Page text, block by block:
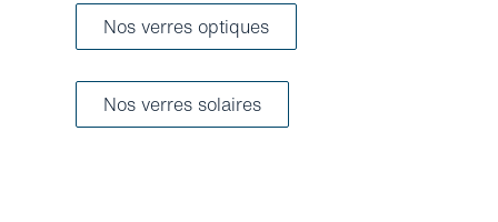
Nos verres optiques
Nos verres solaires